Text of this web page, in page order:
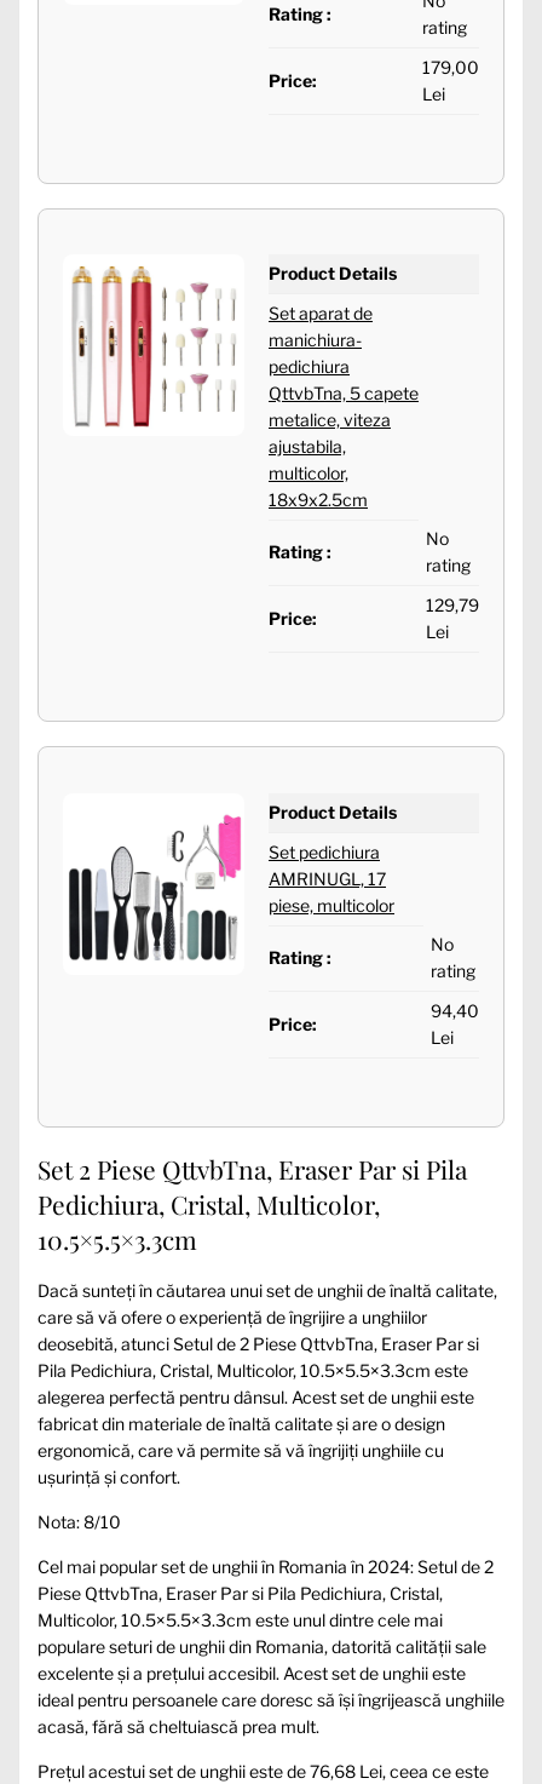
Rating :
rating
Price:
179,00
Lei
Product Details
Set aparat de
manichiura-
pedichiura
QttvbTna, 5 capete
metalice, viteza
ajustabila,
multicolor,
18x9x2.5cm
Rating :
No
rating
Price:
129,79
Lei
Product Details
Set pedichiura
AMRINUGL, 17
piese, multicolor
Rating :
No
rating
Price:
94,40
Lei
Set 2 Piese QttvbTna, Eraser Par si Pila
Pedichiura, Cristal, Multicolor,
10.5×5.5×3.3cm
Dacă sunteți în căutarea unui set de unghii de înaltă calitate,
care să vă ofere o experiență de îngrijire a unghiilor
deosebită, atunci Setul de 2 Piese QttvbTna, Eraser Par si
Pila Pedichiura, Cristal, Multicolor, 10.5×5.5×3.3cm este
alegerea perfectă pentru dânsul. Acest set de unghii este
fabricat din materiale de înaltă calitate și are o design
ergonomică, care vă permite să vă îngrijiți unghiile cu
ușurință și confort.
Nota: 8/10
Cel mai popular set de unghii în Romania în 2024: Setul de 2
Piese QttvbTna, Eraser Par si Pila Pedichiura, Cristal,
Multicolor, 10.5×5.5×3.3cm este unul dintre cele mai
populare seturi de unghii din Romania, datorită calității sale
excelente și a prețului accesibil. Acest set de unghii este
ideal pentru persoanele care doresc să își îngrijească unghiile
acasă, fără să cheltuiască prea mult.
Prețul acestui set de unghii este de 76,68 Lei, ceea ce este